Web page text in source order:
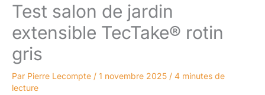
Test salon de jardin
extensible TecTake® rotin
gris
Par Pierre Lecompte / 1 novembre 2025 / 4 minutes de
lecture